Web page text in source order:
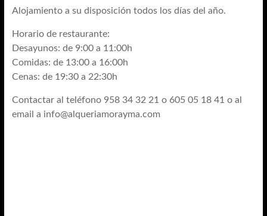
Alojamiento a su disposición todos los días del año.
Horario de restaurante:
Desayunos: de 9:00 a 11:00h
Comidas: de 13:00 a 16:00h
Cenas: de 19:30 a 22:30h
Contactar al teléfono 958 34 32 21 o 605 05 18 41 o al
email a info@alqueriamorayma.com